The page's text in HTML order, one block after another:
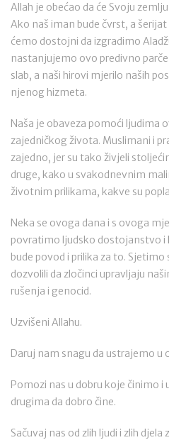
Allah je obećao da će Svoju
Ako naš iman bude čvrst, a
ćemo dostojni da izgradimo
nastanjujemo ovo predivno
slab, a naši hirovi mjerilo naših
njenog hizmeta.
Naša je obaveza pomoći ljudima
zajedničkog života. Muslimani i
zajedno, jer su tako živjeli
druge, kako u svakodnevnim
životnim prilikama, kakve su
Neka se ovoga dana i s ovoga
povratimo ljudsko dostojanstvo i
bude povod i prilika za to. Sjetimo
dozvolili da zločinci upravljaju
rušenja i genocid.
Uzvišeni Allahu.
Daruj nam snagu da ustrajemo u
Pomozi nas u dobru koje činimo i
drugima da dobro čine.
Sačuvaj nas od zlih ljudi i zlih djela